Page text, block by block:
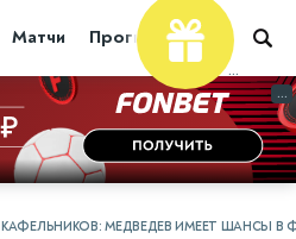
Матчи Прогнозы Новости
...
...
КАФЕЛЬНИКОВ: МЕДВЕДЕВ ИМЕЕТ ШАНСЫ В